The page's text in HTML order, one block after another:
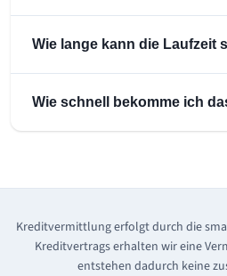
Wie lange kann die Laufzeit
Wie schnell bekomme ich
Kreditvermittlung erfolgt durch die
Kreditvertrags erhalten wir eine
entstehen dadurch keine